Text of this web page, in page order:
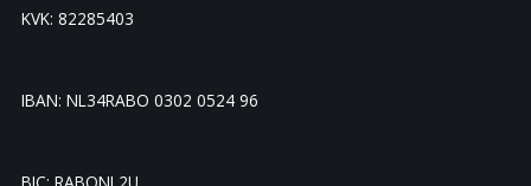
KVK: 82285403
IBAN: NL34RABO 0302 0524 96